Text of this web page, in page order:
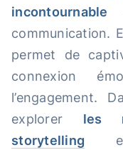
incontournable
communication.
permet de
connexion
l’engagement.
explorer les
storytelling